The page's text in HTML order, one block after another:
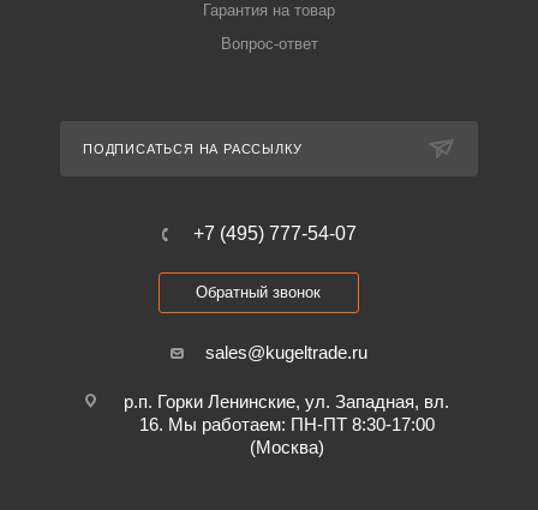
Гарантия на товар
Вопрос-ответ
ПОДПИСАТЬСЯ НА РАССЫЛКУ
+7 (495) 777-54-07
Обратный звонок
sales@kugeltrade.ru
р.п. Горки Ленинские, ул. Западная, вл.
16. Мы работаем: ПН-ПТ 8:30-17:00
(Москва)